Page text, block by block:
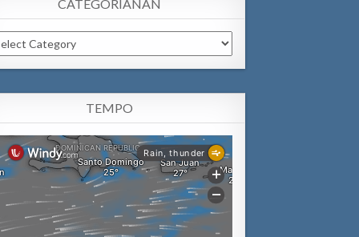
CATEGORIANAN
TEMPO